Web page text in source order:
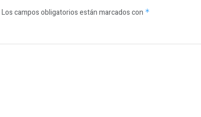
Los campos obligatorios están marcados con *